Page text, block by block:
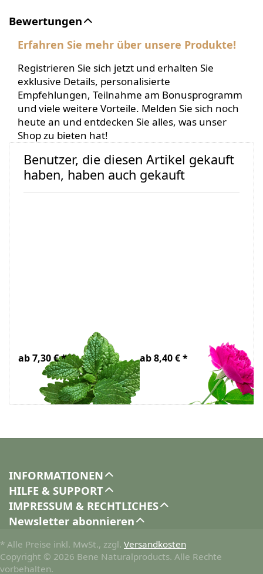
Bewertungen
Erfahren Sie mehr über unsere Produkte!
Registrieren Sie sich jetzt und erhalten Sie
exklusive Details, personalisierte
Empfehlungen, Teilnahme am Bonusprogramm
und viele weitere Vorteile. Melden Sie sich noch
heute an und entdecken Sie alles, was unser
Shop zu bieten hat!
Benutzer, die diesen Artikel gekauft
haben, haben auch gekauft
ab 7,30 € * ab 8,40 € *
INFORMATIONEN
HILFE & SUPPORT
IMPRESSUM & RECHTLICHES
Newsletter abonnieren
* Alle Preise inkl. MwSt., zzgl. Versandkosten
Copyright © 2026 Bene Naturalproducts. Alle Rechte
vorbehalten.